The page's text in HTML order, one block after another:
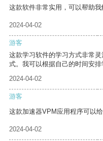
这款软件非常实用，可以帮助我
2024-04-02
游客
这款学习软件的学习方式非常
式。我可以根据自己的时间安排
2024-04-02
游客
这款加速器VPM应用程序可以
2024-04-02